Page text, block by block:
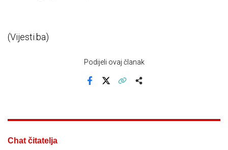
(Vijesti.ba)
Podijeli ovaj članak
Chat čitatelja